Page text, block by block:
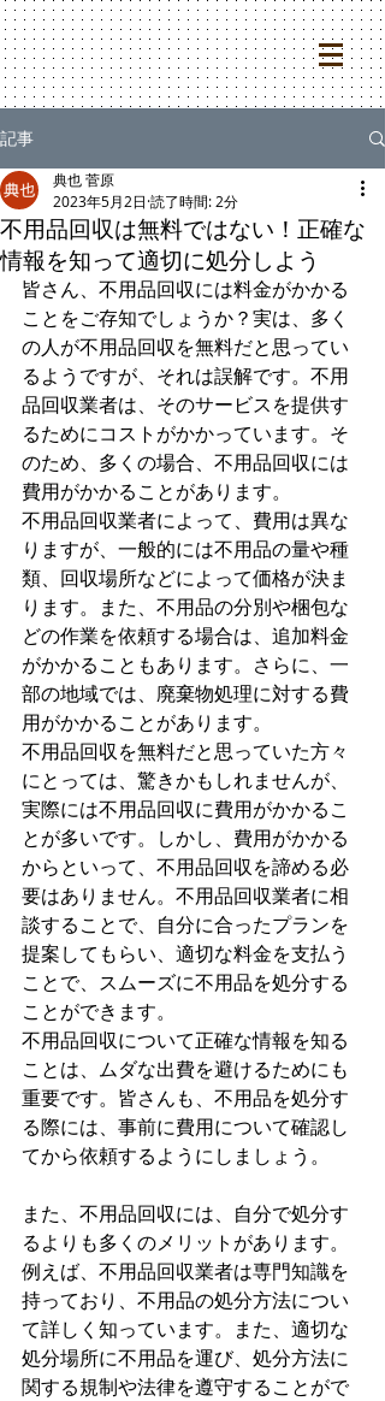
記事
不用品回収は無料ではない！正確な
情報を知って適切に処分しよう
典也 菅原
2023年5月2日 読了時間: 2分
皆さん、不用品回収には料金がかかる
ことをご存知でしょうか？実は、多く
の人が不用品回収を無料だと思ってい
るようですが、それは誤解です。不用
品回収業者は、そのサービスを提供す
るためにコストがかかっています。そ
のため、多くの場合、不用品回収には
費用がかかることがあります。
不用品回収業者によって、費用は異な
りますが、一般的には不用品の量や種
類、回収場所などによって価格が決ま
ります。また、不用品の分別や梱包な
どの作業を依頼する場合は、追加料金
がかかることもあります。さらに、一
部の地域では、廃棄物処理に対する費
用がかかることがあります。
不用品回収を無料だと思っていた方々
にとっては、驚きかもしれませんが、
実際には不用品回収に費用がかかるこ
とが多いです。しかし、費用がかかる
からといって、不用品回収を諦める必
要はありません。不用品回収業者に相
談することで、自分に合ったプランを
提案してもらい、適切な料金を支払う
ことで、スムーズに不用品を処分する
ことができます。
不用品回収について正確な情報を知る
ことは、ムダな出費を避けるためにも
重要です。皆さんも、不用品を処分す
る際には、事前に費用について確認し
てから依頼するようにしましょう。
また、不用品回収には、自分で処分す
るよりも多くのメリットがあります。
例えば、不用品回収業者は専門知識を
持っており、不用品の処分方法につい
て詳しく知っています。また、適切な
処分場所に不用品を運び、処分方法に
関する規制や法律を遵守することがで